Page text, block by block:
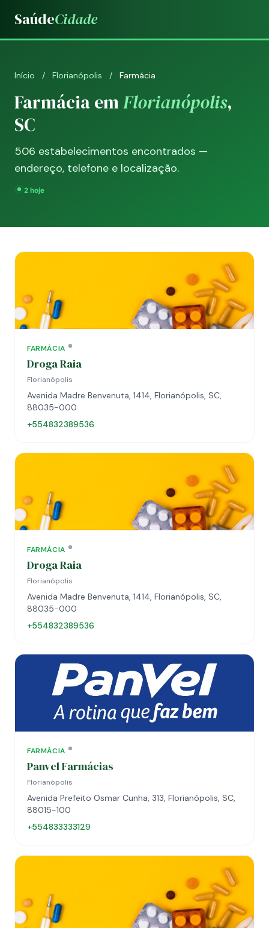
SaúdeCidade
Início / Florianópolis / Farmácia
Farmácia emFlorianópolis,
SC
506 estabelecimentos encontrados —
endereço, telefone e localização.
FARMÁCIA
Droga Raia
Florianópolis
Avenida Madre Benvenuta, 1414, Florianópolis, SC,
88035-000
+554832389536
FARMÁCIA
Droga Raia
Florianópolis
Avenida Madre Benvenuta, 1414, Florianópolis, SC,
88035-000
+554832389536
FARMÁCIA
Panvel Farmácias
Florianópolis
Avenida Prefeito Osmar Cunha, 313, Florianópolis, SC,
88015-100
+554833333129